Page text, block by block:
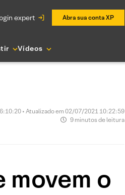
expert Abra sua conta XP
Vídeos
• Atualizado em 02/07/2021 10:22:59
9 minutos de leitura
movem o